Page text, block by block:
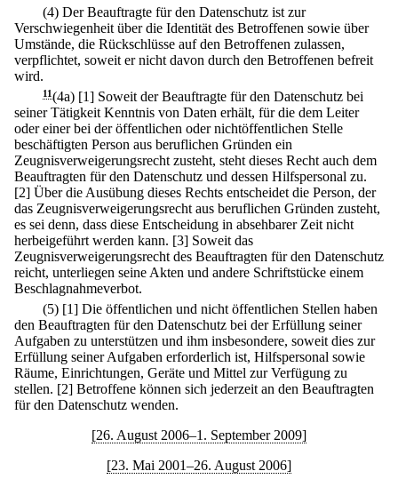
(4) Der Beauftragte für den Datenschutz ist zur
Verschwiegenheit über die Identität des Betroffenen sowie über
Umstände, die Rückschlüsse auf den Betroffenen zulassen,
verpflichtet, soweit er nicht davon durch den Betroffenen befreit
wird.
11 (4a) [1] Soweit der Beauftragte für den Datenschutz bei
seiner Tätigkeit Kenntnis von Daten erhält, für die dem Leiter
oder einer bei der öffentlichen oder nichtöffentlichen Stelle
beschäftigten Person aus beruflichen Gründen ein
Zeugnisverweigerungsrecht zusteht, steht dieses Recht auch dem
Beauftragten für den Datenschutz und dessen Hilfspersonal zu.
[2] Über die Ausübung dieses Rechts entscheidet die Person, der
das Zeugnisverweigerungsrecht aus beruflichen Gründen zusteht,
es sei denn, dass diese Entscheidung in absehbarer Zeit nicht
herbeigeführt werden kann. [3] Soweit das
Zeugnisverweigerungsrecht des Beauftragten für den Datenschutz
reicht, unterliegen seine Akten und andere Schriftstücke einem
Beschlagnahmeverbot.
(5) [1] Die öffentlichen und nicht öffentlichen Stellen haben
den Beauftragten für den Datenschutz bei der Erfüllung seiner
Aufgaben zu unterstützen und ihm insbesondere, soweit dies zur
Erfüllung seiner Aufgaben erforderlich ist, Hilfspersonal sowie
Räume, Einrichtungen, Geräte und Mittel zur Verfügung zu
stellen. [2] Betroffene können sich jederzeit an den Beauftragten
für den Datenschutz wenden.
[26. August 2006–1. September 2009]
[23. Mai 2001–26. August 2006]